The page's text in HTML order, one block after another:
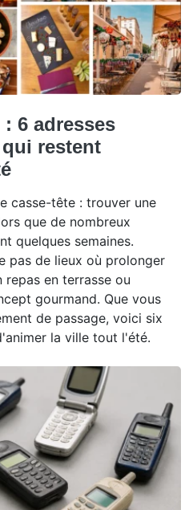
6 adresses
restent
casse-tête : trouver une
que de nombreux
quelques semaines.
pas de lieux où prolonger
repas en terrasse ou
gourmand. Que vous
de passage, voici six
la ville tout l'été.